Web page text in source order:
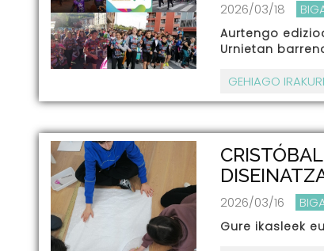
2026/03/18
Aurtengo
Urnietan
GEHIAGO
2026/03/16
Gure ikasleek